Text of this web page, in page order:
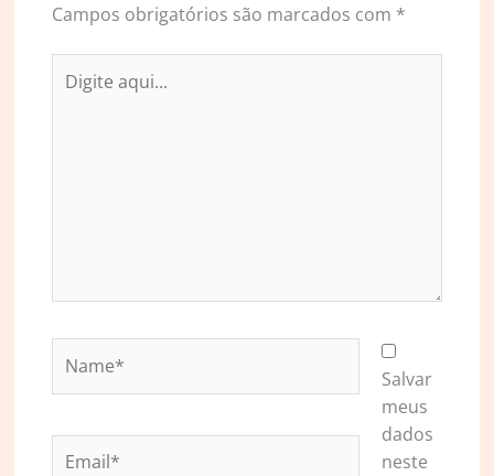
Campos obrigatórios são marcados com *
aqui...
Salvar
meus
dados
neste